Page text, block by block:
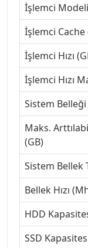
İşlemci Modeli
İşlemci Cache
İşlemci Hızı
İşlemci Hızı
Sistem Belleği
Maks.
(GB)
Sistem Bellek
Bellek Hızı
HDD
SSD